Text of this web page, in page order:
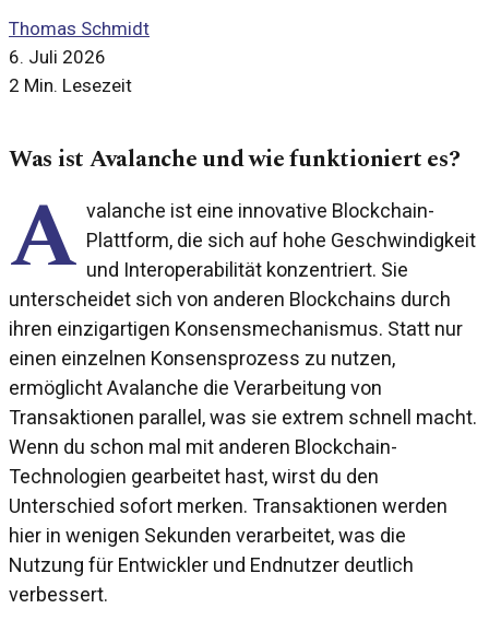
Thomas Schmidt
6. Juli 2026
2 Min. Lesezeit
Was ist Avalanche und wie funktioniert es?
A valanche ist eine innovative Blockchain-
Plattform, die sich auf hohe Geschwindigkeit
und Interoperabilität konzentriert. Sie
unterscheidet sich von anderen Blockchains durch
ihren einzigartigen Konsensmechanismus. Statt nur
einen einzelnen Konsensprozess zu nutzen,
ermöglicht Avalanche die Verarbeitung von
Transaktionen parallel, was sie extrem schnell macht.
Wenn du schon mal mit anderen Blockchain-
Technologien gearbeitet hast, wirst du den
Unterschied sofort merken. Transaktionen werden
hier in wenigen Sekunden verarbeitet, was die
Nutzung für Entwickler und Endnutzer deutlich
verbessert.